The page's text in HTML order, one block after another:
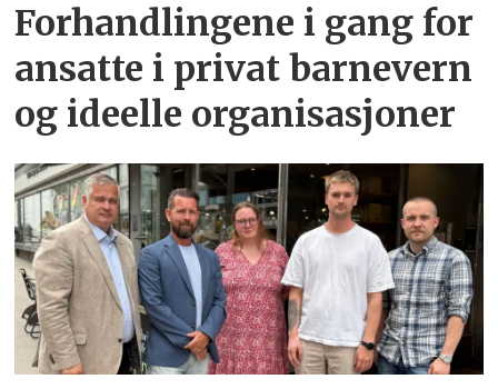
Forhandlingene i gang for
ansatte i privat barnevern
og ideelle organisasjoner